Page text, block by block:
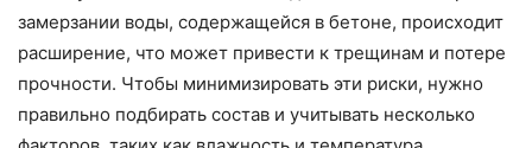
замерзании воды, содержащейся в бетоне, происходит
расширение, что может привести к трещинам и потере
прочности. Чтобы минимизировать эти риски, нужно
правильно подбирать состав и учитывать несколько